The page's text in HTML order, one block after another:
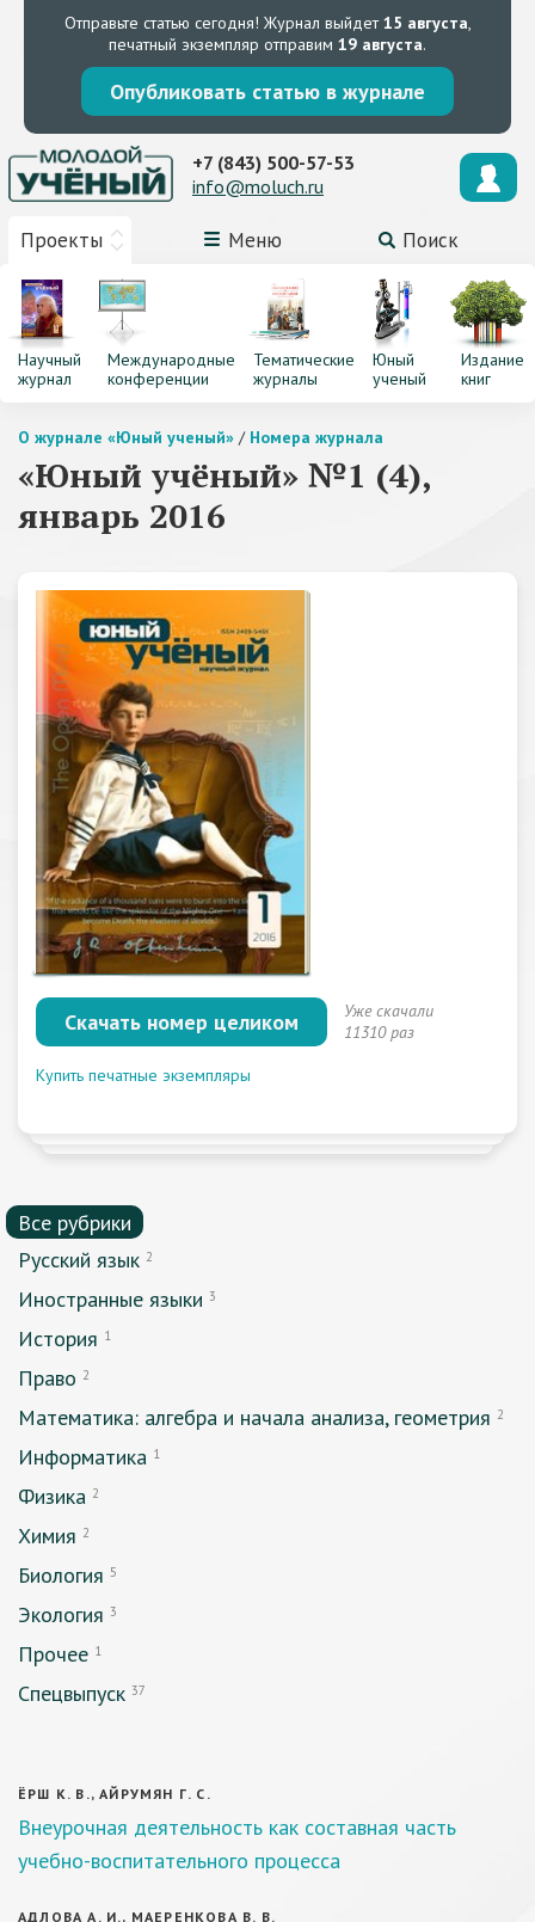
Отправьте статью сегодня! Журнал выйдет15 августа,
печатный экземпляр отправим 19 августа.
Опубликовать статью в журнале
Проекты Меню Поиск
+7 (843) 500-57-53
info@moluch.ru
Научный
журнал
Международные
конференции
Тематические
журналы
Юный
ученый
Издание
книг
О журнале «Юный ученый» / Номера журнала
«Юный учёный» №1 (4),
январь 2016
Скачать номер целиком
Уже скачали
11310 раз
Купить печатные экземпляры
Все рубрики
Русский язык 2
Иностранные языки 3
История 1
Право 2
Математика: алгебра и начала анализа, геометрия 2
Информатика 1
Физика 2
Химия 2
Биология 5
Экология 3
Прочее 1
Спецвыпуск 37
ЁРШ К. В., АЙРУМЯН Г. С.
Внеурочная деятельность как составная часть
учебно-воспитательного процесса
АДЛОВА А. И., МАЕРЕНКОВА В. В.